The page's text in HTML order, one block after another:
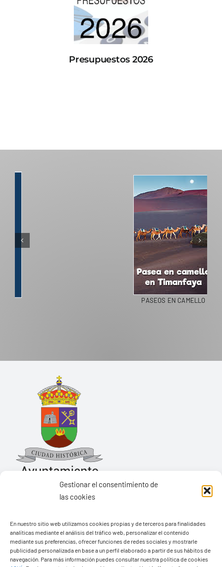
Gestionar el consentimiento de
las cookies
En nuestro sitio web utilizamos cookies propias y de terceros para finalidades
analíticas mediante el análisis del tráfico web, personalizar el contenido
mediante sus preferencias, ofrecer funciones de redes sociales y mostrarle
publicidad personalizada en base a un perfil elaborado a partir de sus hábitos de
navegación. Para más información puedes consultar nuestra política de cookies
Presupuestos 2026
PASEOS EN CAMELLO
Pza. de Los Remedios, 1
35570 – Yaiza
Tel:928 83 62 20